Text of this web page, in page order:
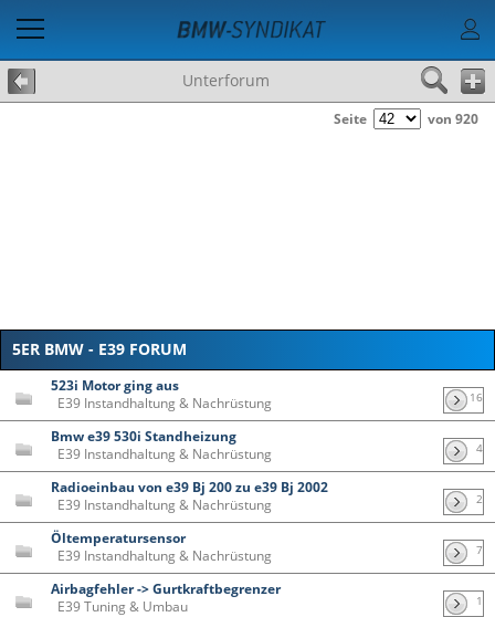
Unterforum
Seite von 920
5ER BMW - E39 FORUM
523i Motor ging aus
E39 Instandhaltung & Nachrüstung
16
Bmw e39 530i Standheizung
E39 Instandhaltung & Nachrüstung
4
Radioeinbau von e39 Bj 200 zu e39 Bj 2002
E39 Instandhaltung & Nachrüstung
2
Öltemperatursensor
E39 Instandhaltung & Nachrüstung
7
Airbagfehler -> Gurtkraftbegrenzer
E39 Tuning & Umbau
1